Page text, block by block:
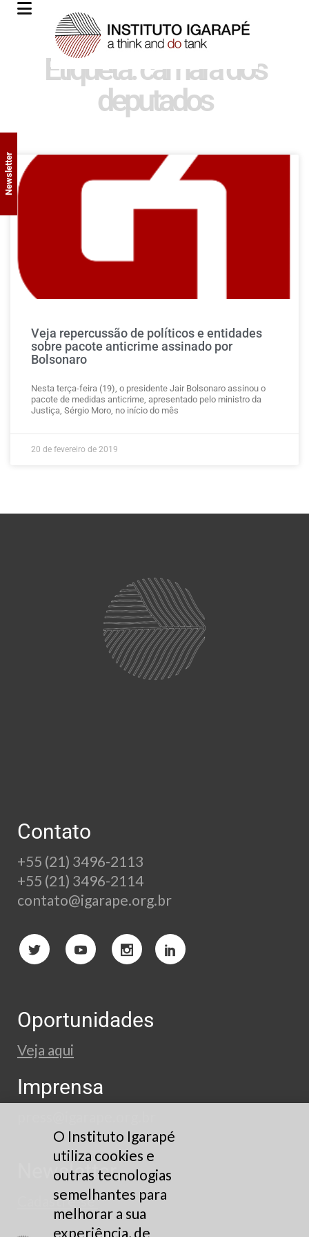
Etiqueta: câmara dos
deputados
Veja repercussão de políticos e entidades
sobre pacote anticrime assinado por
Bolsonaro
Nesta terça-feira (19), o presidente Jair Bolsonaro assinou o
pacote de medidas anticrime, apresentado pelo ministro da
Justiça, Sérgio Moro, no início do mês
20 de fevereiro de 2019
Contato
+55 (21) 3496-2113
+55 (21) 3496-2114
contato@igarape.org.br
Oportunidades
Veja aqui
Imprensa
Newsletter
Cadastre-se
Newsletter
O Instituto Igarapé
utiliza cookies e
outras tecnologias
semelhantes para
melhorar a sua
experiência, de